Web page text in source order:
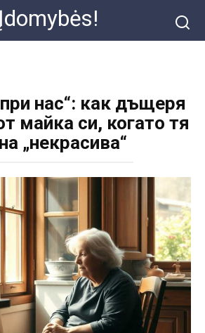
Įdomybės!
нас“: как дъщеря
майка си, когато тя
„некрасива“